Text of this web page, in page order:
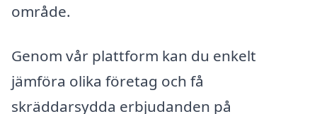
område.
Genom vår plattform kan du enkelt
jämföra olika företag och få
skräddarsydda erbjudanden på